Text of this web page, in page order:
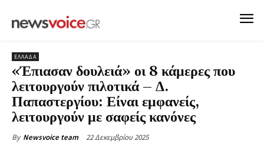
ΕΛΛΑΔΑ
«Έπιασαν δουλειά» οι 8 κάμερες που
λειτουργούν πιλοτικά – Δ.
Παπαστεργίου: Είναι εμφανείς,
λειτουργούν με σαφείς κανόνες
By Newsvoice team 22 Δεκεμβρίου 2025